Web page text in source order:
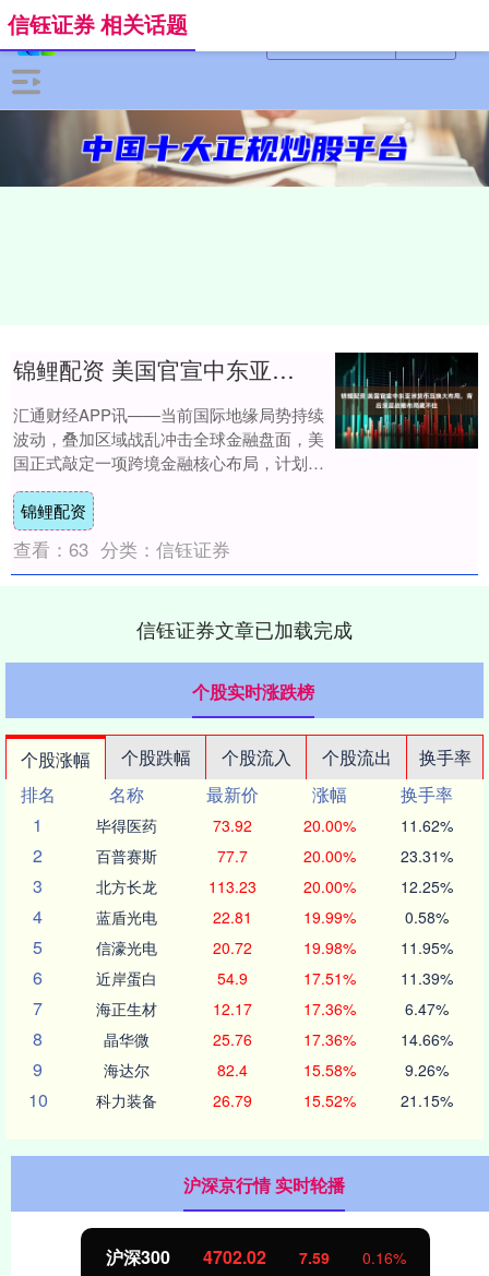
信钰证券 相关话题
锦鲤配资 美国官宣中东亚洲货币互换大布局，背后深层战略布局藏不住
汇通财经APP讯——当前国际地缘局势持续
波动，叠加区域战乱冲击全球金融盘面，美
国正式敲定一项跨境金融核心布局，计划联
动波斯湾、亚洲核心盟友落地美元货币互换
合作，....
锦鲤配资
查看： 63 分类： 信钰证券
信钰证券文章已加载完成
个股实时涨跌榜
个股涨幅 个股跌幅 个股流入 个股流出
换手率
排名
名称 最新价 涨幅
换手率
1
毕得医药 73.92 20.00% 11.62%
2 百普赛斯 77.7 20.00% 23.31%
3 北方长龙 113.23 20.00% 12.25%
4 蓝盾光电 22.81 19.99% 0.58%
5 信濠光电 20.72 19.98% 11.95%
6 近岸蛋白 54.9 17.51% 11.39%
7 海正生材 12.17 17.36% 6.47%
8 晶华微 25.76 17.36% 14.66%
9 海达尔 82.4 15.58% 9.26%
10 科力装备 26.79 15.52% 21.15%
沪深京行情 实时轮播
沪深300 4702.02 7.59 0.16%